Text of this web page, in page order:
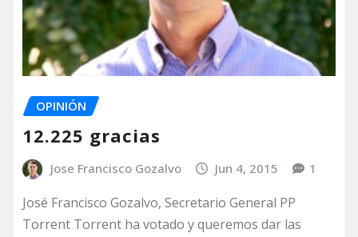
OPINIÓN
12.225 gracias
Jose Francisco Gozalvo Jun 4, 2015 1
José Francisco Gozalvo, Secretario General PP
Torrent Torrent ha votado y queremos dar las